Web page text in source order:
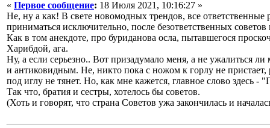
« Первое сообщение: 18 Июля 2021, 10:16:27 »
Не, ну а как! В свете новомодных трендов, все
приниматься исключительно, после безответственных советов
Как в том анекдоте, про буриданова осла, пытавшегося
Харибдой, ага.
Ну, а если серьезно.. Вот призадумало меня, а не ужалиться
и антиковидным. Не, никто пока с ножом к горлу не
под иглу не тянет. Но, как мне кажется, главное слово здесь
Так что, братия и сестры, хотелось бы советов.
(Хоть и говорят, что страна Советов ужа закончилась и